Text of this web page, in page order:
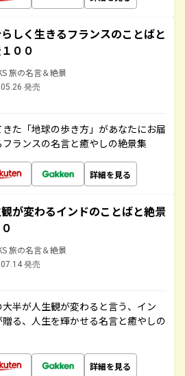
しく生きるフランスのことばと
００
旅の名言＆絶景
発売
た「地球の歩き方」があなたにお届
ランスの名言と癒やしの絶景集
詳細を見る
が変わるインドのことばと絶景
旅の名言＆絶景
発売
半が人生観が変わると言う、イン
る、人生を輝かせる名言と癒やしの
詳細を見る